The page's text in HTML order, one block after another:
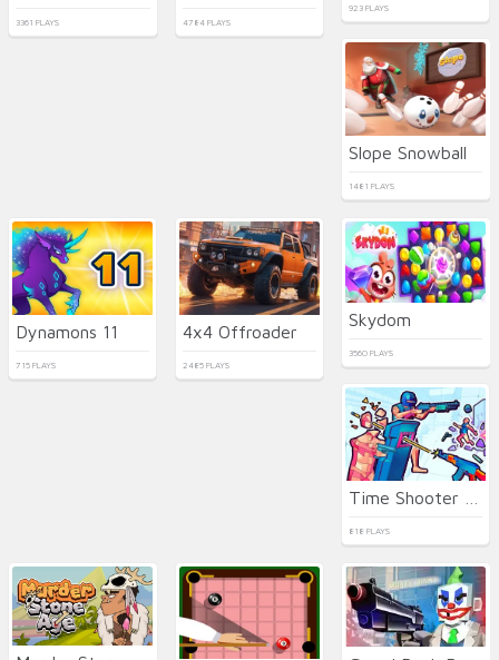
3361 PLAYS 4784 PLAYS
923 PLAYS
Slope Snowball
1481 PLAYS
Dynamons 11
715 PLAYS
4x4 Offroader
2485 PLAYS
Skydom
3560 PLAYS
818 PLAYS